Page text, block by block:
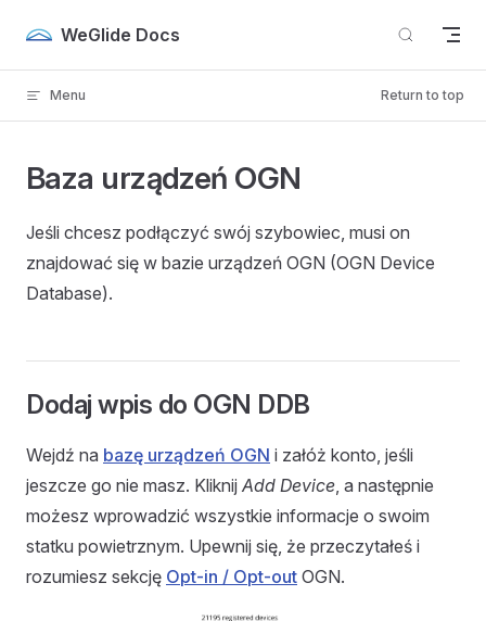
Skip to content
WeGlide Docs
Menu Return to top
Baza urządzeń OGN
Jeśli chcesz podłączyć swój szybowiec, musi on
znajdować się w bazie urządzeń OGN (OGN Device
Database).
Dodaj wpis do OGN DDB
Wejdź na bazę urządzeń OGN i załóż konto, jeśli
jeszcze go nie masz. Kliknij Add Device, a następnie
możesz wprowadzić wszystkie informacje o swoim
statku powietrznym. Upewnij się, że przeczytałeś i
rozumiesz sekcję Opt-in / Opt-out OGN.